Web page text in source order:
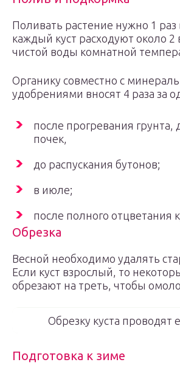
Поливать растение нужно 1 раз
каждый куст расходуют около 2
чистой воды комнатной
Органику совместно с
удобрениями вносят 4 раза за
после прогревания грунта,
почек,
до распускания бутонов;
в июле;
после полного отцветания
Обрезка
Весной необходимо удалять
Если куст взрослый, то
обрезают на треть, чтобы
Обрезку куста проводят
Подготовка к зиме